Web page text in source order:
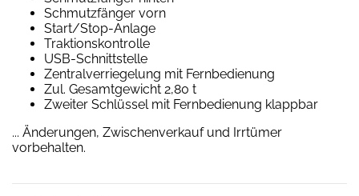
Schmutzfänger vorn
Start/Stop-Anlage
Traktionskontrolle
USB-Schnittstelle
Zentralverriegelung mit Fernbedienung
Zul. Gesamtgewicht 2,80 t
Zweiter Schlüssel mit Fernbedienung klappbar
... Änderungen, Zwischenverkauf und Irrtümer
vorbehalten.